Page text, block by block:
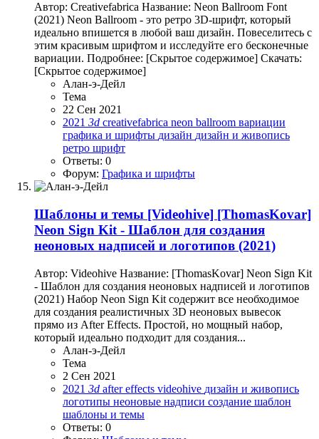
Автор: Creativefabrica Название: Neon Ballroom Font
(2021) Neon Ballroom - это ретро 3D-шрифт, который
идеально впишется в любой ваш дизайн. Повеселитесь с
этим красивым шрифтом и исследуйте его бесконечные
вариации. Подробнее: [Скрытое содержимое] Скачать:
[Скрытое содержимое]
Алан-э-Дейл
Тема
22 Сен 2021
2021 3d creativefabrica neon ballroom вариации
графика и шрифты дизайн дизайн и живопись
ретро шрифт
Ответы: 0
Форум: Графика и шрифты
Шаблоны и темы [Videohive] [ThomasKovar]
Neon Sign Kit - Шаблон для создания
неоновых надписей и логотипов (2021)
Автор: Videohive Название: [ThomasKovar] Neon Sign Kit
- Шаблон для создания неоновых надписей и логотипов
(2021) Набор Neon Sign Kit содержит все необходимое
для создания реалистичных 3D неоновых вывесок
прямо из After Effects. Простой, но мощный набор,
который идеально подходит для создания...
Алан-э-Дейл
Тема
2 Сен 2021
2021 3d after effects videohive дизайн и живопись
логотипы неоновые надписи создание шаблон
шаблоны и темы
Ответы: 0